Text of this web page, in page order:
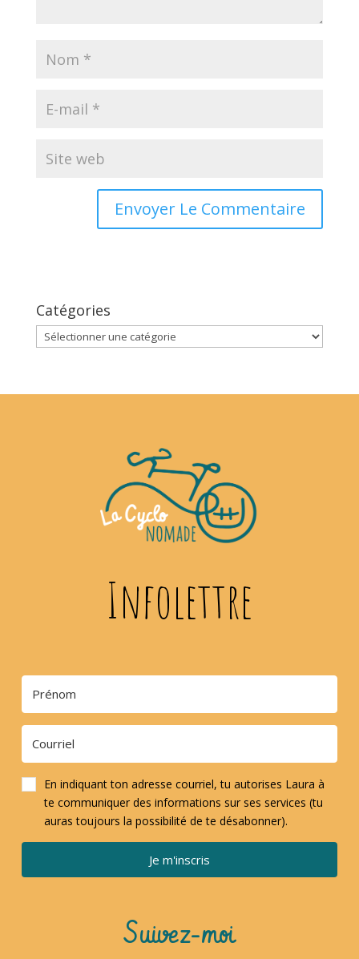
Catégories
Catégories
Infolettre
En indiquant ton adresse courriel, tu autorises Laura à
te communiquer des informations sur ses services (tu
auras toujours la possibilité de te désabonner).
Je m'inscris
Suivez-moi